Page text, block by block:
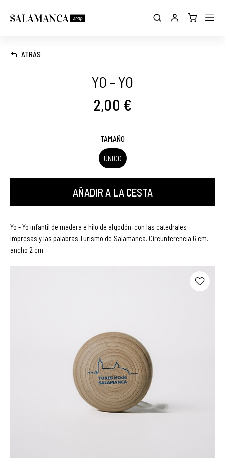
ATRÁS
YO - YO
2,00 €
TAMAÑO
ÚNICO
AÑADIR A LA CESTA
Yo - Yo infantil de madera e hilo de algodón, con las catedrales
impresas y las palabras Turismo de Salamanca. Circunferencia 6 cm.
ancho 2 cm.